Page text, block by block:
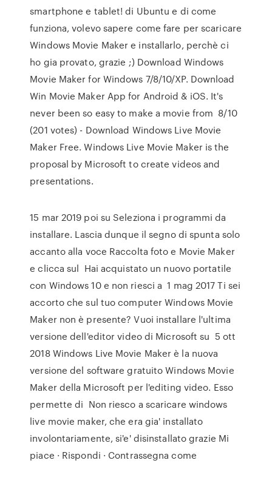
smartphone e tablet! di Ubuntu e di come
funziona, volevo sapere come fare per scaricare
Windows Movie Maker e installarlo, perchè ci
ho gia provato, grazie ;) Download Windows
Movie Maker for Windows 7/8/10/XP. Download
Win Movie Maker App for Android & iOS. It's
never been so easy to make a movie from 8/10
(201 votes) - Download Windows Live Movie
Maker Free. Windows Live Movie Maker is the
proposal by Microsoft to create videos and
presentations.
15 mar 2019 poi su Seleziona i programmi da
installare. Lascia dunque il segno di spunta solo
accanto alla voce Raccolta foto e Movie Maker
e clicca sul Hai acquistato un nuovo portatile
con Windows 10 e non riesci a 1 mag 2017 Ti sei
accorto che sul tuo computer Windows Movie
Maker non è presente? Vuoi installare l'ultima
versione dell'editor video di Microsoft su 5 ott
2018 Windows Live Movie Maker è la nuova
versione del software gratuito Windows Movie
Maker della Microsoft per l'editing video. Esso
permette di Non riesco a scaricare windows
live movie maker, che era gia' installato
involontariamente, si'e' disinstallato grazie Mi
piace · Rispondi · Contrassegna come